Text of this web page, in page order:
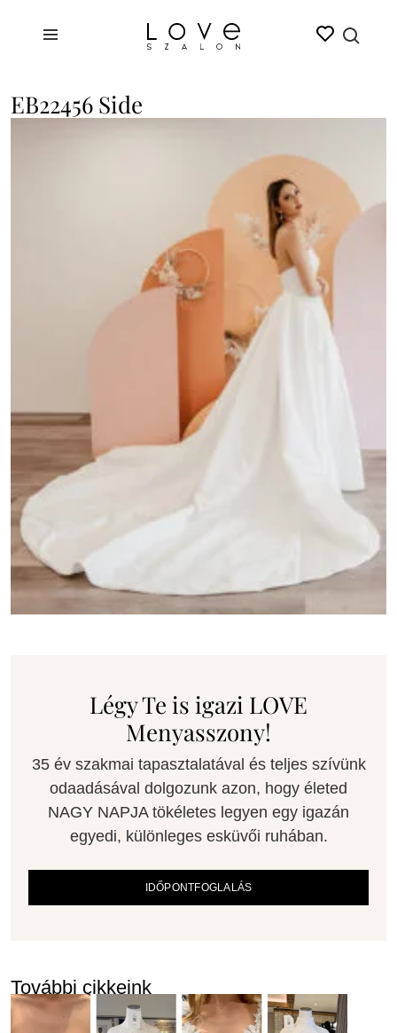
EB22456 Side
Légy Te is igazi LOVE
Menyasszony!
35 év szakmai tapasztalatával és teljes szívünk
odaadásával dolgozunk azon, hogy életed
NAGY NAPJA tökéletes legyen egy igazán
egyedi, különleges esküvői ruhában.
IDŐPONTFOGLALÁS
További cikkeink